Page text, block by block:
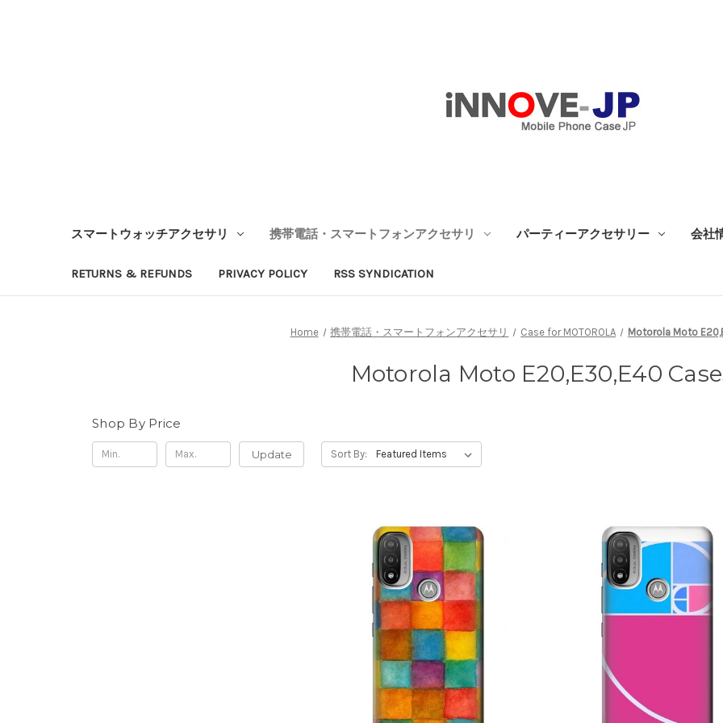
スマートウォッチアクセサリ 携帯電話・スマートフォンアクセサリ パーティーアクセサリー 会社
RETURNS & REFUNDS PRIVACY POLICY RSS SYNDICATION
Home 携帯電話・スマートフォンアクセサリ Case for MOTOROLA Motorola Moto
Motorola Moto E20,E30,E40
Shop By Price
Update Sort By: